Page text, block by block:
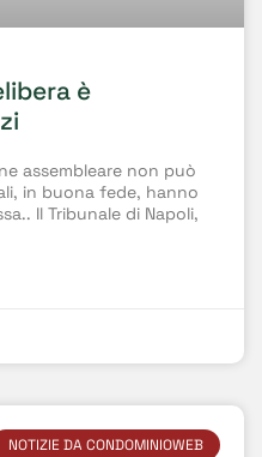
è
assembleare non può
in buona fede, hanno
Il Tribunale di Napoli,
NOTIZIE DA CONDOMINIOWEB